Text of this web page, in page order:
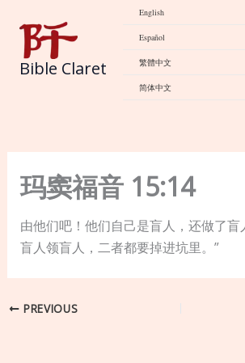
content
Bible Claret
English
Español
繁體中文
简体中文
玛窦福音 15:14
由他们吧！他们自己是盲人，还做了盲
盲人领盲人，二者都要掉进坑里。”
PREVIOUS